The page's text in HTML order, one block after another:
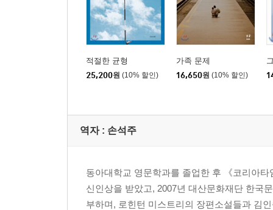
적절한 균형
25,200원 (10% 할인)
가족 문제
16,650원 (10% 할인)
역자 : 손석주
동아대학교 영문학과를 졸업한 후 《코리아
신인상을 받았고, 2007년 대산문화재단 한국
부하며, 로힌턴 미스트리의 장편소설들과 김